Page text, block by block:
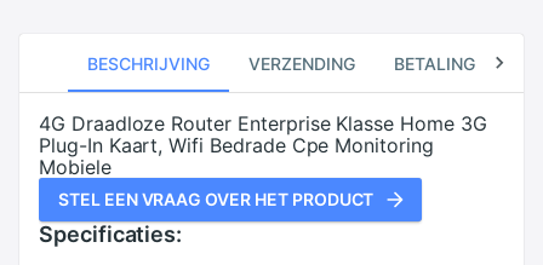
BESCHRIJVING VERZENDING BETALING
4G Draadloze Router Enterprise Klasse Home 3G
Plug-In Kaart, Wifi Bedrade Cpe Monitoring
Mobiele
STEL EEN VRAAG OVER HET PRODUCT
Specificaties: